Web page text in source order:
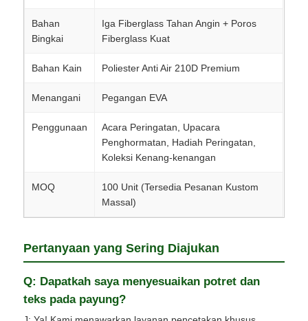
Bahan
Bingkai
Iga Fiberglass Tahan Angin + Poros
Fiberglass Kuat
Bahan Kain Poliester Anti Air 210D Premium
Menangani Pegangan EVA
Penggunaan
Acara Peringatan, Upacara
Penghormatan, Hadiah Peringatan,
Koleksi Kenang-kenangan
MOQ
100 Unit (Tersedia Pesanan Kustom
Massal)
Pertanyaan yang Sering Diajukan
Q: Dapatkah saya menyesuaikan potret dan
teks pada payung?